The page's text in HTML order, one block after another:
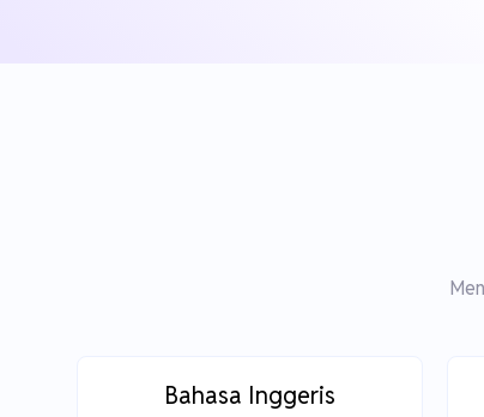
Bahasa Inggeris